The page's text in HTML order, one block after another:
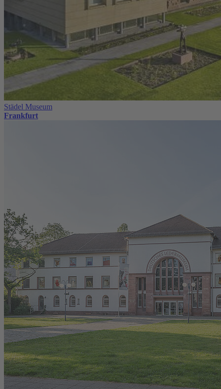
Städel Museum
Frankfurt